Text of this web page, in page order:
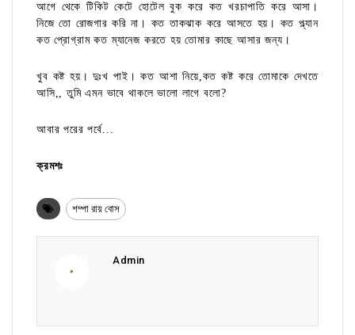
আগে থেকে টিকিট কেটে হোটেল বুক করে কত খরচাপাতি করে আসা।
নিজে তো রোজগার করি না। কত তাকঝাক করে আসতে হয়। কত প্ল্যান
কত প্রোগ্রাম কত ম্যানেজ করতে হয় তোমার কাছে আসার জন্য।
খুব কষ্ট হয়। দুঃখ পাই। কত আশা নিয়ে,কত কষ্ট করে তোমাকে দেখতে
আসি,, তুমি এমন ভাবে থাকলে ভালো লাগে বলো?
আবার পরের পর্বে...
ক্রমশঃ
শম্পা রায় বোস
Admin